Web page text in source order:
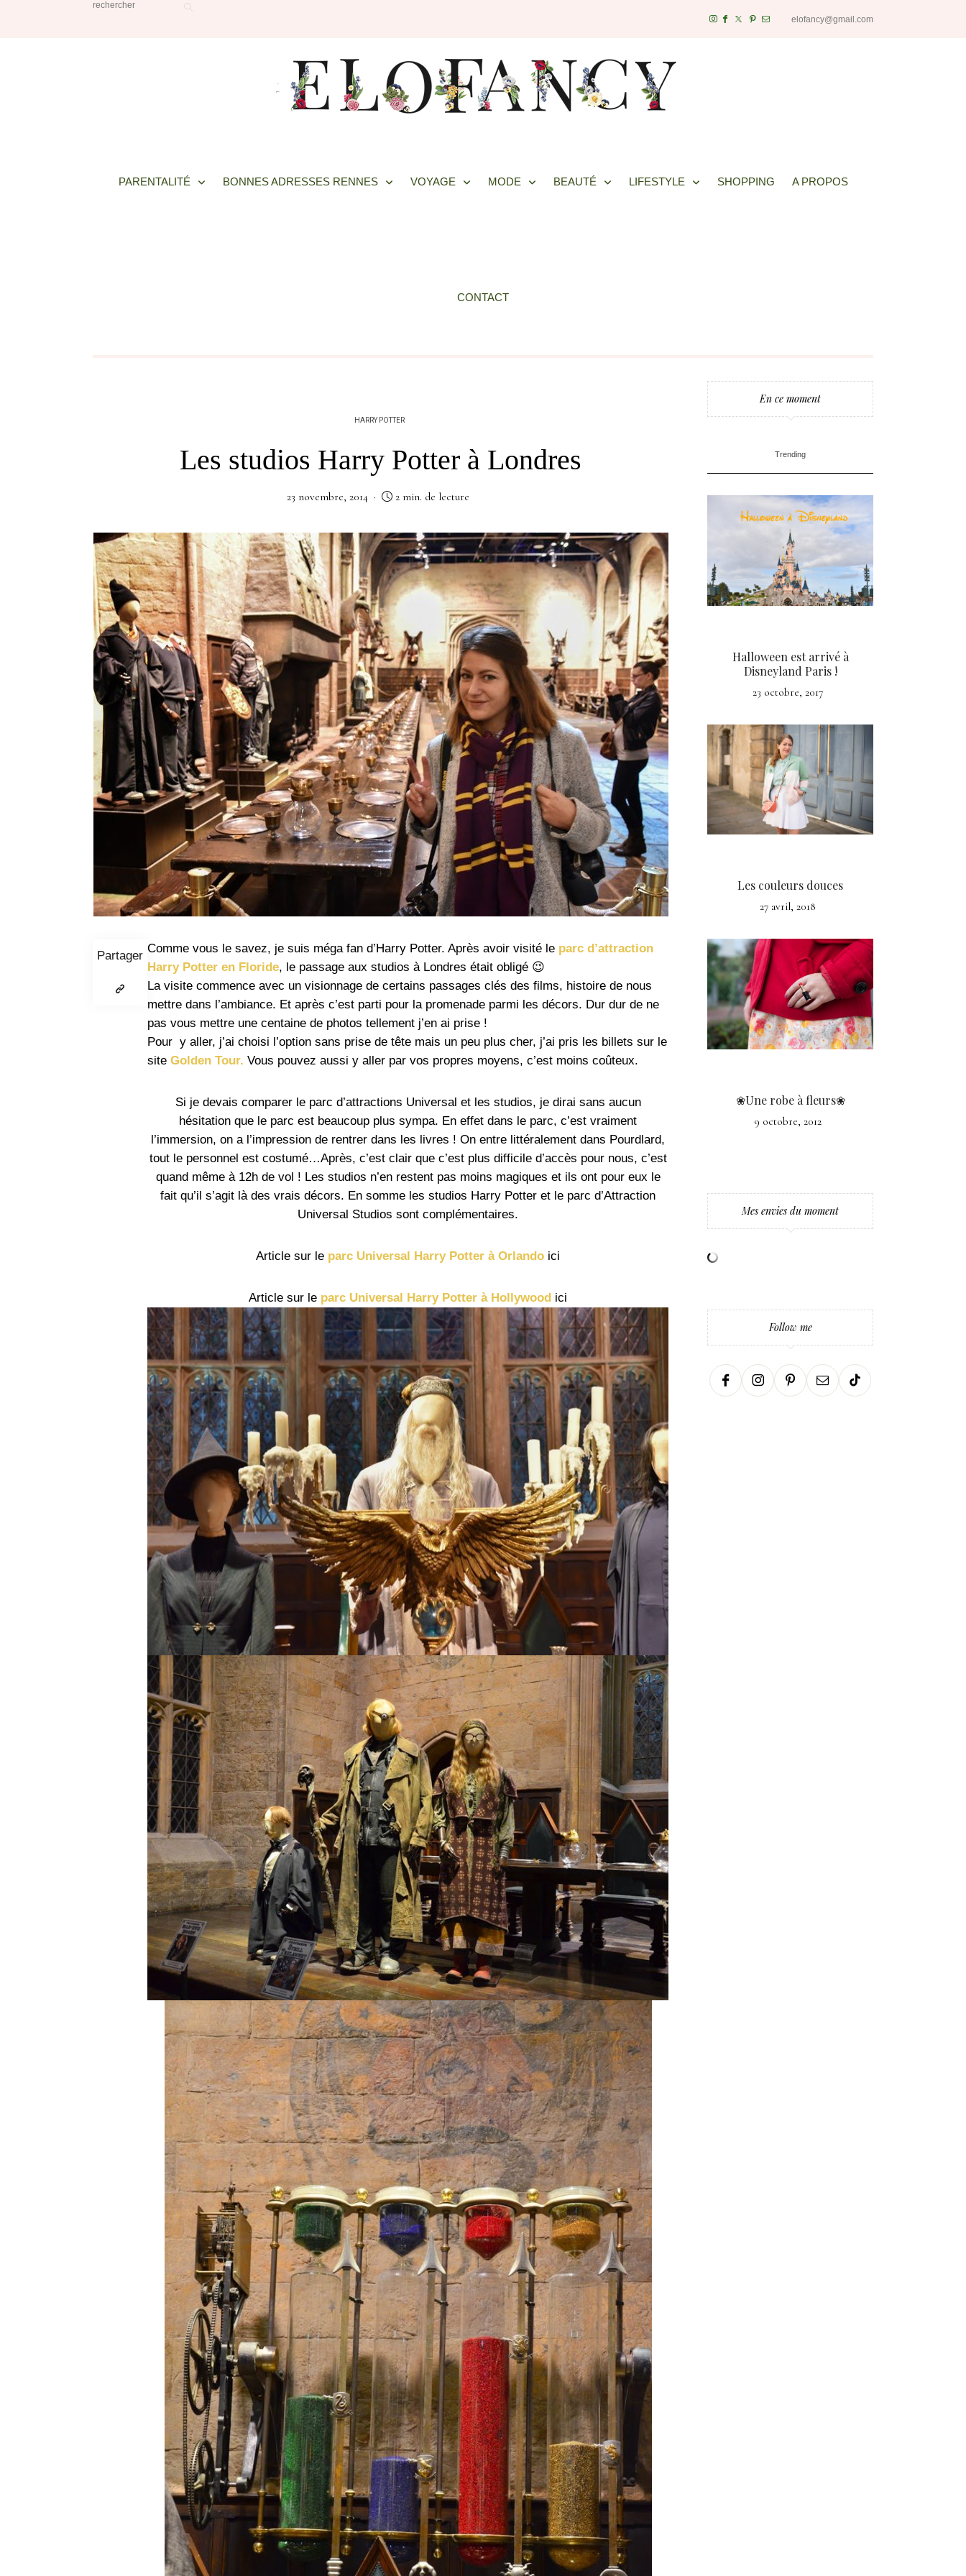
elofancy@gmail.com
PARENTALITÉ BONNES ADRESSES RENNES VOYAGE MODE BEAUTÉ LIFESTYLE SHOPPING A PROPOS
CONTACT
HARRY POTTER
Les studios Harry Potter à Londres
23 novembre, 2014 2 min. de lecture
Partager
Comme vous le savez, je suis méga fan d’Harry Potter. Après avoir visité le parc d’attraction
Harry Potter en Floride, le passage aux studios à Londres était obligé 😉
La visite commence avec un visionnage de certains passages clés des films, histoire de nous
mettre dans l’ambiance. Et après c’est parti pour la promenade parmi les décors. Dur dur de ne
pas vous mettre une centaine de photos tellement j’en ai prise !
Pour y aller, j’ai choisi l’option sans prise de tête mais un peu plus cher, j’ai pris les billets sur le
siteGolden Tour. Vous pouvez aussi y aller par vos propres moyens, c’est moins coûteux.
Si je devais comparer le parc d’attractions Universal et les studios, je dirai sans aucun
hésitation que le parc est beaucoup plus sympa. En effet dans le parc, c’est vraiment
l’immersion, on a l’impression de rentrer dans les livres ! On entre littéralement dans Pourdlard,
tout le personnel est costumé…Après, c’est clair que c’est plus difficile d’accès pour nous, c’est
quand même à 12h de vol ! Les studios n’en restent pas moins magiques et ils ont pour eux le
fait qu’il s’agit là des vrais décors. En somme les studios Harry Potter et le parc d’Attraction
Universal Studios sont complémentaires.
Article sur le parc Universal Harry Potter à Orlando ici
Article sur le parc Universal Harry Potter à Hollywood ici
En ce moment
Trending
Halloween est arrivé à
Disneyland Paris !
23 octobre, 2017
Les couleurs douces
27 avril, 2018
❀Une robe à fleurs❀
9 octobre, 2012
Mes envies du moment
Follow me